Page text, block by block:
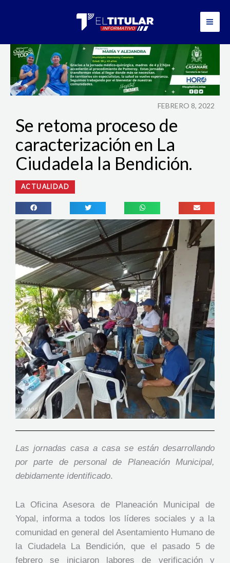
FEBRERO 8, 2022
Se retoma proceso de
caracterización en La
Ciudadela la Bendición.
ACTUALIDAD
Las jornadas casa a casa se están desarrollando
por parte de personal de Planeación Municipal,
debidamente identificado.
La Oficina Asesora de Planeación Municipal de
Yopal, informa a todos los líderes sociales y a la
comunidad en general del Asentamiento Humano de
la Ciudadela La Bendición, que el pasado 5 de
febrero se iniciaron labores de verificación y